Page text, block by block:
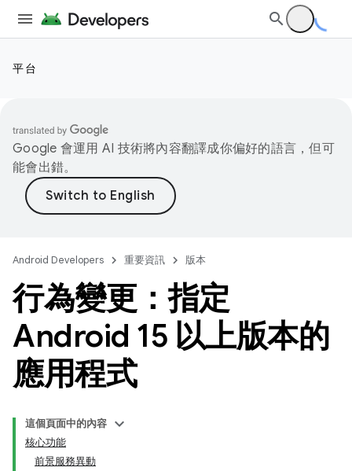
平台
Google 會運用 AI 技術將內容翻譯成你偏好的語言，但可
能會出錯。
Android Developers 重要資訊 版本
行為變更：指定
Android 15 以上版本的
應用程式
這個頁面中的內容
核心功能
前景服務異動